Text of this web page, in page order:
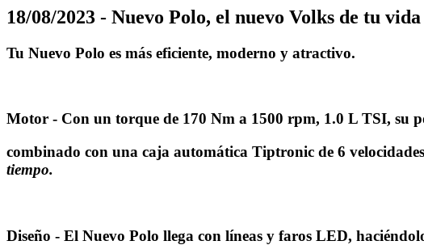
18/08/2023 - Nuevo Polo, el nuevo Volks de tu vida
Tu Nuevo Polo es más eficiente, moderno y atractivo.
Motor - Con un torque de 170 Nm a 1500 rpm, 1.0 L TSI, su
combinado con una caja automática Tiptronic de 6
tiempo.
Diseño - El Nuevo Polo llega con líneas y faros LED,